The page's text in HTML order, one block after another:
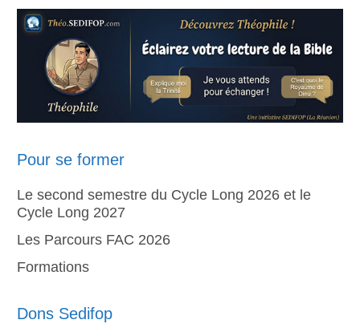
Pour se former
Le second semestre du Cycle Long 2026 et le
Cycle Long 2027
Les Parcours FAC 2026
Formations
Dons Sedifop